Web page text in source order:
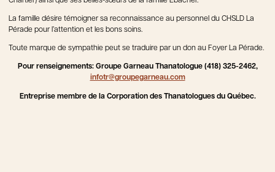
La famille désire témoigner sa reconnaissance au personnel du CHSLD La
Pérade pour l’attention et les bons soins.
Toute marque de sympathie peut se traduire par un don au Foyer La Pérade.
Pour renseignements: Groupe Garneau Thanatologue (418) 325-2462,
infotr@groupegarneau.com
Entreprise membre de la Corporation des Thanatologues du Québec.